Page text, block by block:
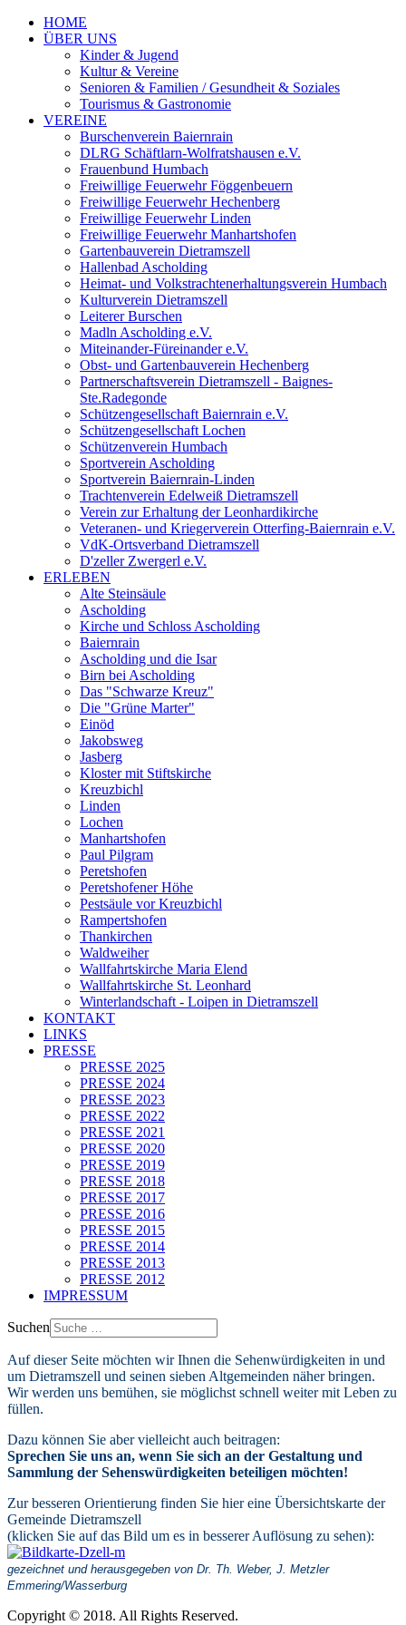
HOME
ÜBER UNS
Kinder & Jugend
Kultur & Vereine
Senioren & Familien / Gesundheit & Soziales
Tourismus & Gastronomie
VEREINE
Burschenverein Baiernrain
DLRG Schäftlarn-Wolfratshausen e.V.
Frauenbund Humbach
Freiwillige Feuerwehr Föggenbeuern
Freiwillige Feuerwehr Hechenberg
Freiwillige Feuerwehr Linden
Freiwillige Feuerwehr Manhartshofen
Gartenbauverein Dietramszell
Hallenbad Ascholding
Heimat- und Volkstrachtenerhaltungsverein Humbach
Kulturverein Dietramszell
Leiterer Burschen
Madln Ascholding e.V.
Miteinander-Füreinander e.V.
Obst- und Gartenbauverein Hechenberg
Partnerschaftsverein Dietramszell - Baignes-
Ste.Radegonde
Schützengesellschaft Baiernrain e.V.
Schützengesellschaft Lochen
Schützenverein Humbach
Sportverein Ascholding
Sportverein Baiernrain-Linden
Trachtenverein Edelweiß Dietramszell
Verein zur Erhaltung der Leonhardikirche
Veteranen- und Kriegerverein Otterfing-Baiernrain e.V.
VdK-Ortsverband Dietramszell
D'zeller Zwergerl e.V.
ERLEBEN
Alte Steinsäule
Ascholding
Kirche und Schloss Ascholding
Baiernrain
Ascholding und die Isar
Birn bei Ascholding
Das "Schwarze Kreuz"
Die "Grüne Marter"
Einöd
Jakobsweg
Jasberg
Kloster mit Stiftskirche
Kreuzbichl
Linden
Lochen
Manhartshofen
Paul Pilgram
Peretshofen
Peretshofener Höhe
Pestsäule vor Kreuzbichl
Rampertshofen
Thankirchen
Waldweiher
Wallfahrtskirche Maria Elend
Wallfahrtskirche St. Leonhard
Winterlandschaft - Loipen in Dietramszell
KONTAKT
LINKS
PRESSE
PRESSE 2025
PRESSE 2024
PRESSE 2023
PRESSE 2022
PRESSE 2021
PRESSE 2020
PRESSE 2019
PRESSE 2018
PRESSE 2017
PRESSE 2016
PRESSE 2015
PRESSE 2014
PRESSE 2013
PRESSE 2012
IMPRESSUM
Suchen
Auf dieser Seite möchten wir Ihnen die Sehenwürdigkeiten in und
um Dietramszell und seinen sieben Altgemeinden näher bringen.
Wir werden uns bemühen, sie möglichst schnell weiter mit Leben zu
füllen.
Dazu können Sie aber vielleicht auch beitragen:
Sprechen Sie uns an, wenn Sie sich an der Gestaltung und
Sammlung der Sehenswürdigkeiten beteiligen möchten!
Zur besseren Orientierung finden Sie hier eine Übersichtskarte der
Gemeinde Dietramszell
(klicken Sie auf das Bild um es in besserer Auflösung zu sehen):
gezeichnet und herausgegeben von Dr. Th. Weber, J. Metzler
Emmering/Wasserburg
Copyright © 2018. All Rights Reserved.